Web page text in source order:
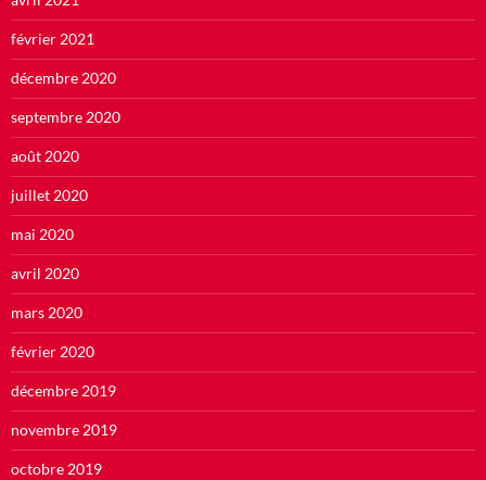
février 2021
décembre 2020
septembre 2020
août 2020
juillet 2020
mai 2020
avril 2020
mars 2020
février 2020
décembre 2019
novembre 2019
octobre 2019